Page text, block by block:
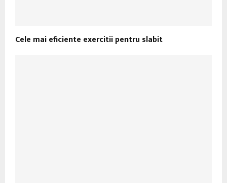
Cele mai eficiente exercitii pentru slabit